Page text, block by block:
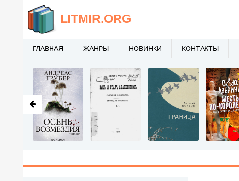
LITMIR.ORG
ГЛАВНАЯ ЖАНРЫ НОВИНКИ КОНТАКТЫ